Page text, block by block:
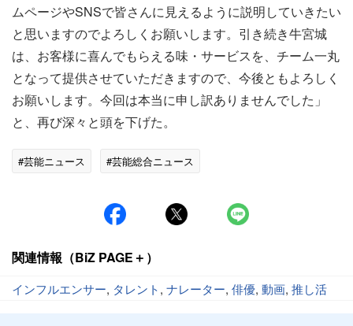
ムページやSNSで皆さんに見えるように説明していきたい
と思いますのでよろしくお願いします。引き続き牛宮城
は、お客様に喜んでもらえる味・サービスを、チーム一丸
となって提供させていただきますので、今後ともよろしく
お願いします。今回は本当に申し訳ありませんでした」
と、再び深々と頭を下げた。
#芸能ニュース #芸能総合ニュース
関連情報（BiZ PAGE＋）
インフルエンサー, タレント, ナレーター, 俳優, 動画, 推し活